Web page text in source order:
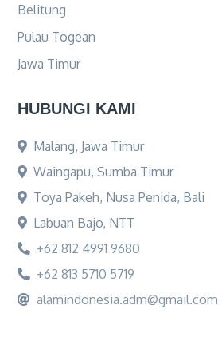
Belitung
Pulau Togean
Jawa Timur
HUBUNGI KAMI
Malang, Jawa Timur
Waingapu, Sumba Timur
Toya Pakeh, Nusa Penida, Bali
Labuan Bajo, NTT
+62 812 4991 9680
+62 813 5710 5719
alamindonesia.adm@gmail.com